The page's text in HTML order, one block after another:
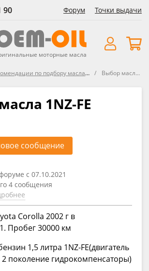
90 Форум Точки выдачи
моторные масла
по подбору масла в Lexus / Toyota Выбор масла 1NZ-FE
1NZ-FE
сообщение
с 07.10.2021
4 сообщения
Corolla 2002 г в
Пробег 30000 км
1,5 литра 1NZ-FE(двигатель
поколение гидрокомпенсаторы)